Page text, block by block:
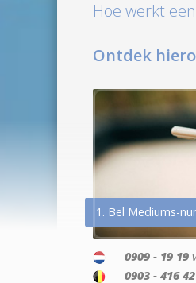
Hoe werkt een
Ontdek
1. Bel Mediums-
0909 - 19 19
0903 - 416 42